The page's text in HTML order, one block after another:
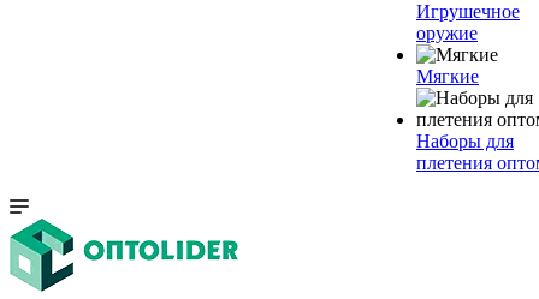
Игрушечное
оружие
Мягкие
Наборы для
плетения